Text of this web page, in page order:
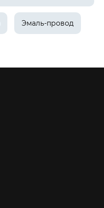
Эмаль-провод